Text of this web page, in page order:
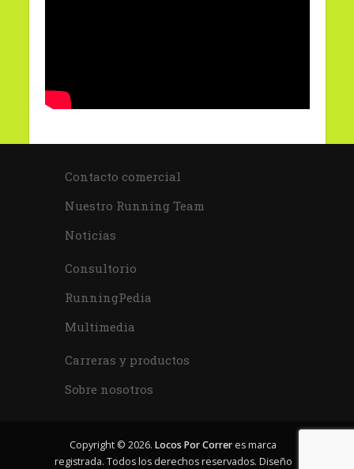
Contacto comercial
Nuestro Running Team
Noticias
Consultorio
RunningPedia
Multimedia
Carreras y productos
Sobre nosotros
Copyright © 2026. Locos Por Correr es marca
registrada. Todos los derechos reservados. Diseño